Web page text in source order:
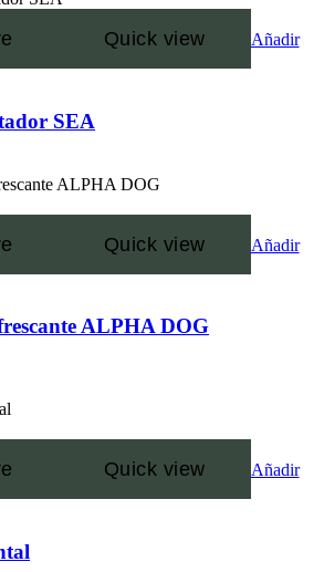
Quick view Añadir
SEA
Quick view Añadir
ALPHA DOG
Quick view Añadir